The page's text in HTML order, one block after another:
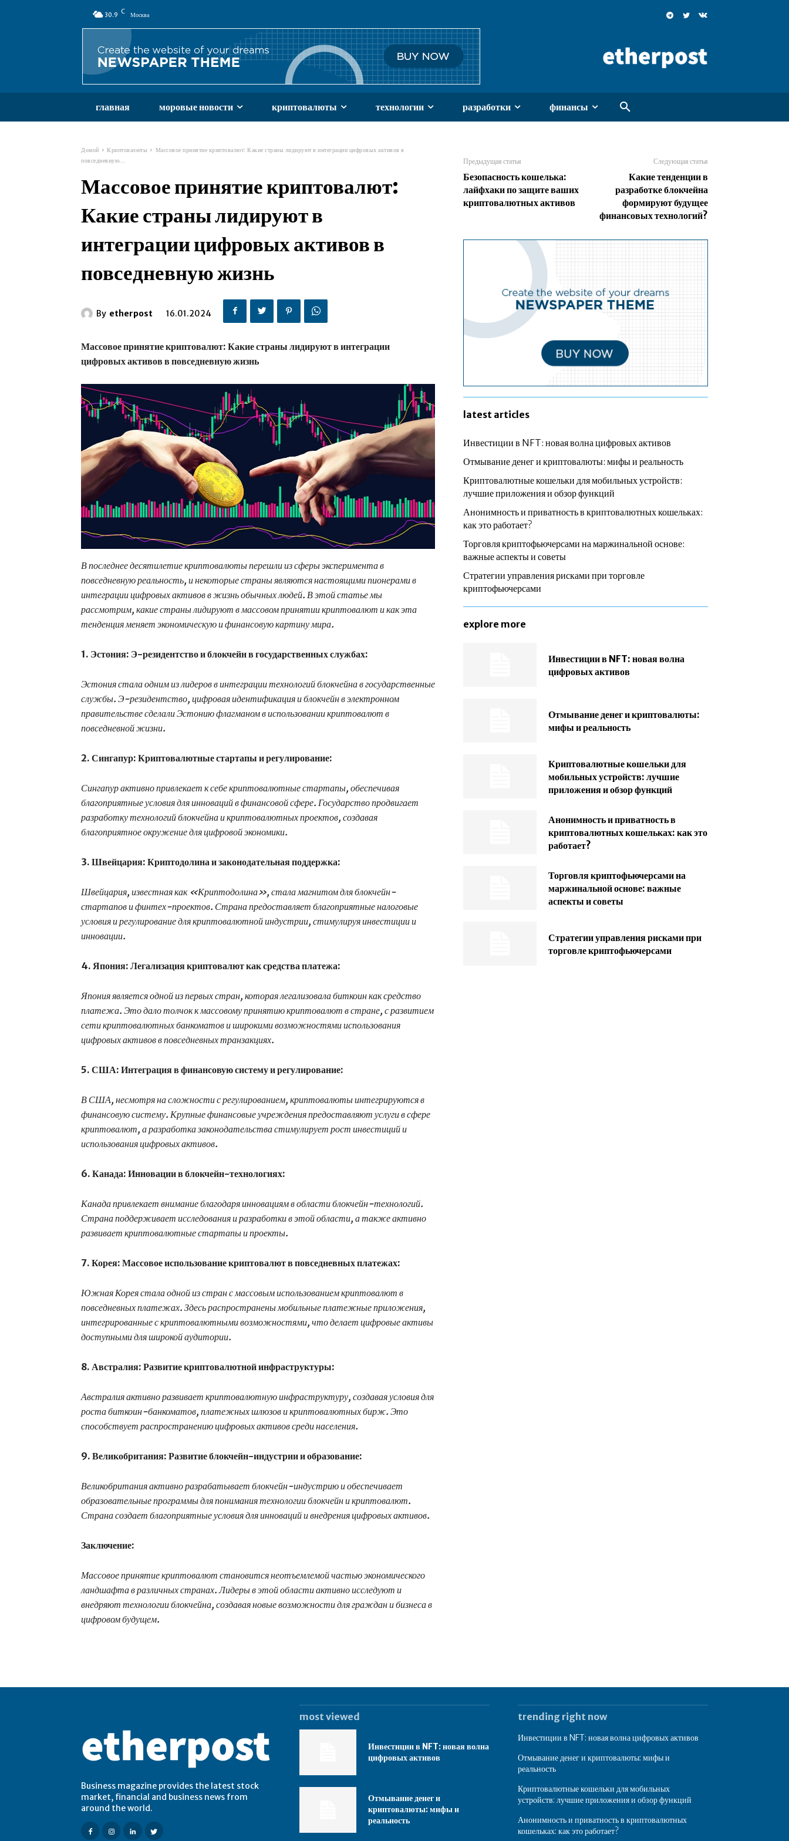
30.9 C Москва
главная моровые новости криптовалюты технологии разработки финансы
Домой Криптовалюты
Массовое принятие криптовалют: Какие страны лидируют в интеграции цифровых активов в
повседневную...
Массовое принятие криптовалют:
Какие страны лидируют в
интеграции цифровых активов в
повседневную жизнь
By etherpost 16.01.2024
Массовое принятие криптовалют: Какие страны лидируют в интеграции
цифровых активов в повседневную жизнь
В последнее десятилетие криптовалюты перешли из сферы эксперимента в
повседневную реальность, и некоторые страны являются настоящими пионерами в
интеграции цифровых активов в жизнь обычных людей. В этой статье мы
рассмотрим, какие страны лидируют в массовом принятии криптовалют и как эта
тенденция меняет экономическую и финансовую картину мира.
1. Эстония: Э-резидентство и блокчейн в государственных службах:
Эстония стала одним из лидеров в интеграции технологий блокчейна в государственные
службы. Э-резидентство, цифровая идентификация и блокчейн в электронном
правительстве сделали Эстонию флагманом в использовании криптовалют в
повседневной жизни.
2. Сингапур: Криптовалютные стартапы и регулирование:
Сингапур активно привлекает к себе криптовалютные стартапы, обеспечивая
благоприятные условия для инноваций в финансовой сфере. Государство продвигает
разработку технологий блокчейна и криптовалютных проектов, создавая
благоприятное окружение для цифровой экономики.
3. Швейцария: Криптодолина и законодательная поддержка:
Швейцария, известная как «Криптодолина», стала магнитом для блокчейн-
стартапов и финтех-проектов. Страна предоставляет благоприятные налоговые
условия и регулирование для криптовалютной индустрии, стимулируя инвестиции и
инновации.
4. Япония: Легализация криптовалют как средства платежа:
Япония является одной из первых стран, которая легализовала биткоин как средство
платежа. Это дало толчок к массовому принятию криптовалют в стране, с развитием
сети криптовалютных банкоматов и широкими возможностями использования
цифровых активов в повседневных транзакциях.
5. США: Интеграция в финансовую систему и регулирование:
В США, несмотря на сложности с регулированием, криптовалюты интегрируются в
финансовую систему. Крупные финансовые учреждения предоставляют услуги в сфере
криптовалют, а разработка законодательства стимулирует рост инвестиций и
использования цифровых активов.
6. Канада: Инновации в блокчейн-технологиях:
Канада привлекает внимание благодаря инновациям в области блокчейн-технологий.
Страна поддерживает исследования и разработки в этой области, а также активно
развивает криптовалютные стартапы и проекты.
7. Корея: Массовое использование криптовалют в повседневных платежах:
Южная Корея стала одной из стран с массовым использованием криптовалют в
повседневных платежах. Здесь распространены мобильные платежные приложения,
интегрированные с криптовалютными возможностями, что делает цифровые активы
доступными для широкой аудитории.
8. Австралия: Развитие криптовалютной инфраструктуры:
Австралия активно развивает криптовалютную инфраструктуру, создавая условия для
роста биткоин-банкоматов, платежных шлюзов и криптовалютных бирж. Это
способствует распространению цифровых активов среди населения.
9. Великобритания: Развитие блокчейн-индустрии и образование:
Великобритания активно разрабатывает блокчейн-индустрию и обеспечивает
образовательные программы для понимания технологии блокчейн и криптовалют.
Страна создает благоприятные условия для инноваций и внедрения цифровых активов.
Заключение:
Массовое принятие криптовалют становится неотъемлемой частью экономического
ландшафта в различных странах. Лидеры в этой области активно исследуют и
внедряют технологии блокчейна, создавая новые возможности для граждан и бизнеса в
цифровом будущем.
Предыдущая статья
Безопасность кошелька:
лайфхаки по защите ваших
криптовалютных активов
Следующая статья
Какие тенденции в
разработке блокчейна
формируют будущее
финансовых технологий?
latest articles
Инвестиции в NFT: новая волна цифровых активов
Отмывание денег и криптовалюты: мифы и реальность
Криптовалютные кошельки для мобильных устройств:
лучшие приложения и обзор функций
Анонимность и приватность в криптовалютных кошельках:
как это работает?
Торговля криптофьючерсами на маржинальной основе:
важные аспекты и советы
Стратегии управления рисками при торговле
криптофьючерсами
explore more
Инвестиции в NFT: новая волна
цифровых активов
Отмывание денег и криптовалюты:
мифы и реальность
Криптовалютные кошельки для
мобильных устройств: лучшие
приложения и обзор функций
Анонимность и приватность в
криптовалютных кошельках: как это
работает?
Торговля криптофьючерсами на
маржинальной основе: важные
аспекты и советы
Стратегии управления рисками при
торговле криптофьючерсами
Business magazine provides the latest stock
market, financial and business news from
around the world.
most viewed
Инвестиции в NFT: новая волна
цифровых активов
Отмывание денег и
криптовалюты: мифы и
реальность
trending right now
Инвестиции в NFT: новая волна цифровых активов
Отмывание денег и криптовалюты: мифы и
реальность
Криптовалютные кошельки для мобильных
устройств: лучшие приложения и обзор функций
Анонимность и приватность в криптовалютных
кошельках: как это работает?